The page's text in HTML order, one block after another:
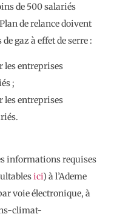
de 500 salariés
de relance doivent
gaz à effet de serre :
les entreprises
;
les entreprises
informations requises
ici) à l’Ademe
voie électronique, à
climat-